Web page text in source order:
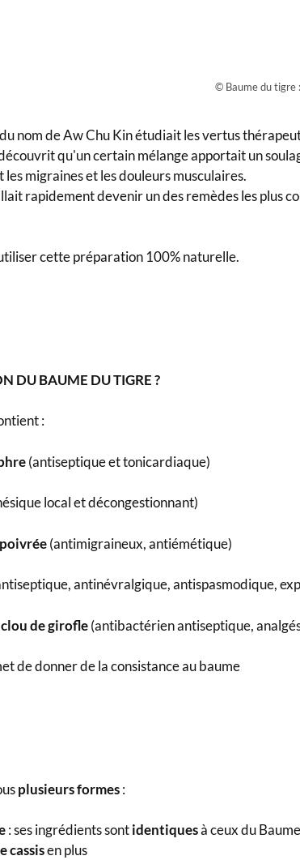
© Baume du tigre
nom de Aw Chu Kin étudiait les vertus
qu'un certain mélange apportait un
migraines et les douleurs musculaires.
rapidement devenir un des remèdes les plus
cette préparation 100% naturelle.
DU BAUME DU TIGRE ?
:
(antiseptique et tonicardiaque)
local et décongestionnant)
(antimigraineux, antiémétique)
antinévralgique, antispasmodique,
de girofle(antibactérien antiseptique,
de donner de la consistance au baume
plusieurs formes:
: ses ingrédients sontidentiquesà ceux du
cassisen plus